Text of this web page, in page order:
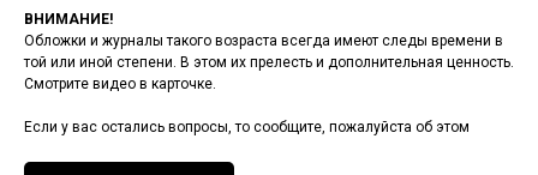
ВНИМАНИЕ!
Обложки и журналы такого возраста всегда имеют следы времени в
той или иной степени. В этом их прелесть и дополнительная ценность.
Смотрите видео в карточке.
Если у вас остались вопросы, то сообщите, пожалуйста об этом